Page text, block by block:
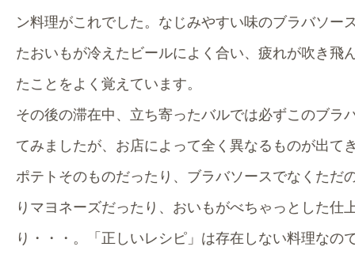
ン料理がこれでした。なじみやすい味のブラバソー
たおいもが冷えたビールによく合い、疲れが吹き飛
たことをよく覚えています。
その後の滞在中、立ち寄ったバルでは必ずこのブラ
てみましたが、お店によって全く異なるものが出て
ポテトそのものだったり、ブラバソースでなくただ
りマヨネーズだったり、おいもがべちゃっとした仕
り・・・。「正しいレシピ」は存在しない料理なの